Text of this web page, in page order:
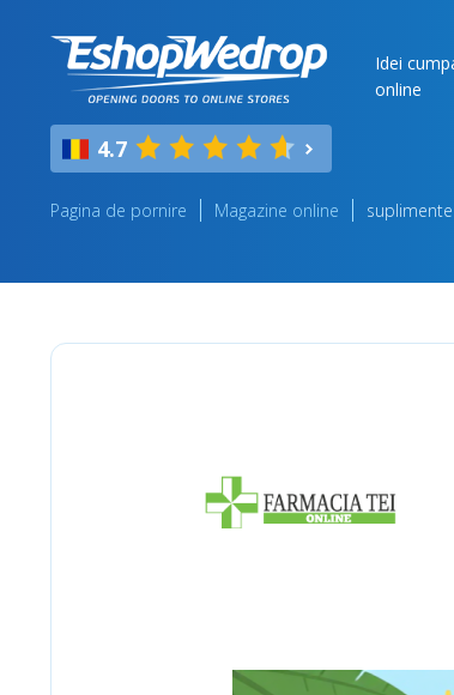
Idei
online
4.7
Pagina de pornire Magazine online suplimente